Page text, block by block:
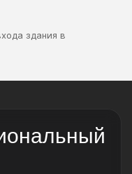
здания в